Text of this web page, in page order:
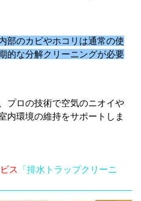
部のカビやホコリは通常の使
的な分解クリーニングが必要
プロの技術で空気のニオイや
内環境の維持をサポートしま
ス
「排水トラップクリーニ